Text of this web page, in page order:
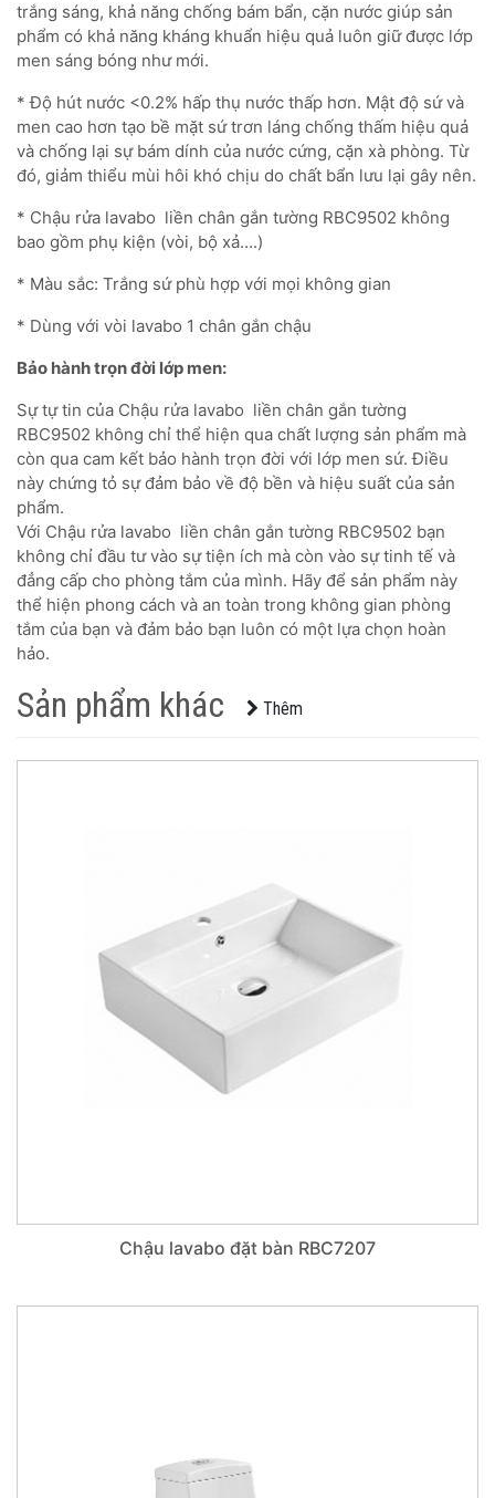
trắng sáng, khả năng chống bám bẩn, cặn nước giúp sản
phẩm có khả năng kháng khuẩn hiệu quả luôn giữ được lớp
men sáng bóng như mới.
* Độ hút nước <0.2% hấp thụ nước thấp hơn. Mật độ sứ và
men cao hơn tạo bề mặt sứ trơn láng chống thấm hiệu quả
và chống lại sự bám dính của nước cứng, cặn xà phòng. Từ
đó, giảm thiểu mùi hôi khó chịu do chất bẩn lưu lại gây nên.
* Chậu rửa lavabo liền chân gắn tường RBC9502 không
bao gồm phụ kiện (vòi, bộ xả….)
* Màu sắc: Trắng sứ phù hợp với mọi không gian
* Dùng với vòi lavabo 1 chân gắn chậu
Bảo hành trọn đời lớp men:
Sự tự tin của Chậu rửa lavabo liền chân gắn tường
RBC9502 không chỉ thể hiện qua chất lượng sản phẩm mà
còn qua cam kết bảo hành trọn đời với lớp men sứ. Điều
này chứng tỏ sự đảm bảo về độ bền và hiệu suất của sản
phẩm.
Với Chậu rửa lavabo liền chân gắn tường RBC9502 bạn
không chỉ đầu tư vào sự tiện ích mà còn vào sự tinh tế và
đẳng cấp cho phòng tắm của mình. Hãy để sản phẩm này
thể hiện phong cách và an toàn trong không gian phòng
tắm của bạn và đảm bảo bạn luôn có một lựa chọn hoàn
hảo.
Sản phẩm khác Thêm
Chậu lavabo đặt bàn RBC7207